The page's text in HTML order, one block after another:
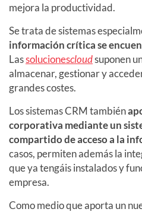
mejora la productividad.
Se trata de sistemas
información crítica se
Lassolucionescloudsuponen
almacenar, gestionar y
grandes costes.
Los sistemas CRM también
corporativa mediante un
compartido de acceso a la
casos, permiten además la
que ya tengáis instalados y
empresa.
Como medio que aporta un